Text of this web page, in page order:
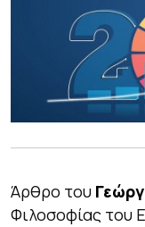
Άρθρο του
Φιλοσοφίας του